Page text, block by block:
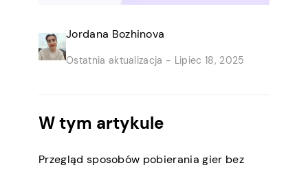
Jordana Bozhinova
Ostatnia aktualizacja - Lipiec 18, 2025
W tym artykule
Przegląd sposobów pobierania gier bez